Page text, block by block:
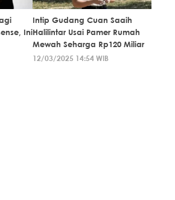
Ini
Intip Gudang Cuan Saaih
Halilintar Usai Pamer Rumah
Mewah Seharga Rp120 Miliar
12/03/2025 14:54 WIB